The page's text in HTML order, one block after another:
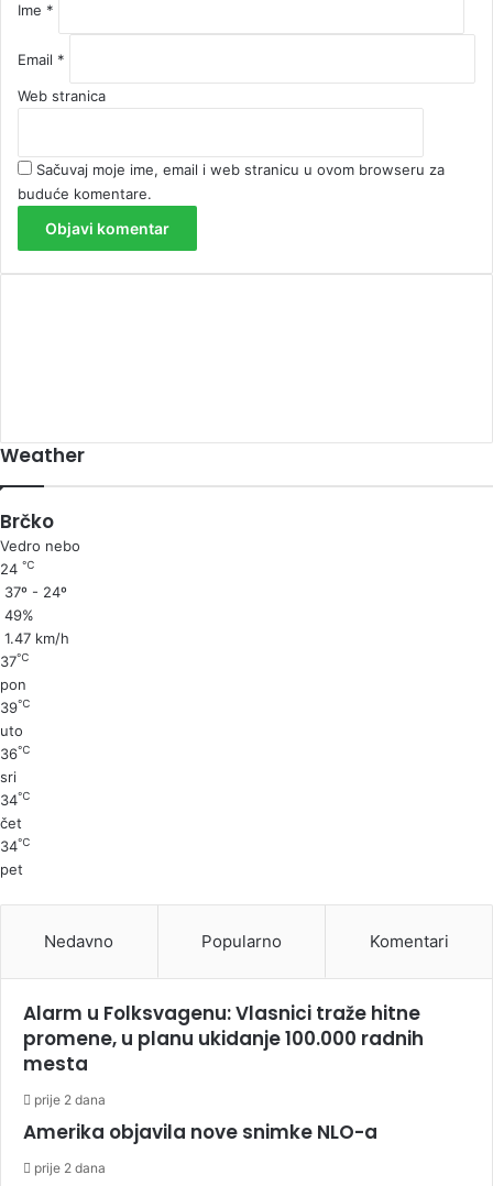
Ime *
Email *
Web stranica
Sačuvaj moje ime, email i web stranicu u ovom browseru za
buduće komentare.
Weather
Brčko
Vedro nebo
24 ℃
37º - 24º
49%
1.47 km/h
37℃
pon
39℃
uto
36℃
sri
34℃
čet
34℃
pet
Nedavno Popularno Komentari
Alarm u Folksvagenu: Vlasnici traže hitne
promene, u planu ukidanje 100.000 radnih
mesta
prije 2 dana
Amerika objavila nove snimke NLO-a
prije 2 dana